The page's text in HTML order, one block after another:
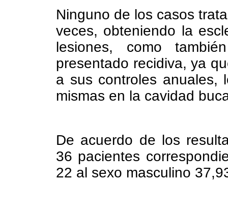
Ninguno de los casos
veces, obteniendo la
lesiones, como
presentado recidiva, ya
a sus controles anuales,
mismas en la cavidad
De acuerdo de los
36 pacientes
22 al sexo masculino